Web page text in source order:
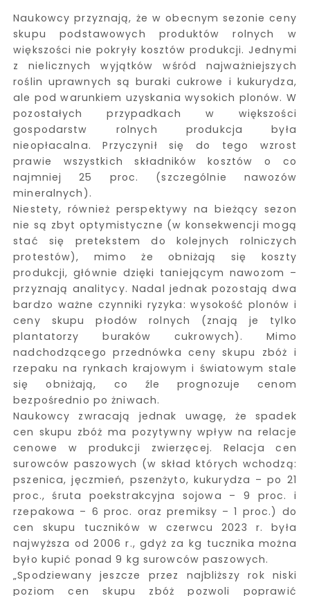
Naukowcy przyznają, że w obecnym sezonie ceny
skupu podstawowych produktów rolnych w
większości nie pokryły kosztów produkcji. Jednymi
z nielicznych wyjątków wśród najważniejszych
roślin uprawnych są buraki cukrowe i kukurydza,
ale pod warunkiem uzyskania wysokich plonów. W
pozostałych przypadkach w większości
gospodarstw rolnych produkcja była
nieopłacalna. Przyczynił się do tego wzrost
prawie wszystkich składników kosztów o co
najmniej 25 proc. (szczególnie nawozów
mineralnych).
Niestety, również perspektywy na bieżący sezon
nie są zbyt optymistyczne (w konsekwencji mogą
stać się pretekstem do kolejnych rolniczych
protestów), mimo że obniżają się koszty
produkcji, głównie dzięki taniejącym nawozom –
przyznają analitycy. Nadal jednak pozostają dwa
bardzo ważne czynniki ryzyka: wysokość plonów i
ceny skupu płodów rolnych (znają je tylko
plantatorzy buraków cukrowych). Mimo
nadchodzącego przednówka ceny skupu zbóż i
rzepaku na rynkach krajowym i światowym stale
się obniżają, co źle prognozuje cenom
bezpośrednio po żniwach.
Naukowcy zwracają jednak uwagę, że spadek
cen skupu zbóż ma pozytywny wpływ na relacje
cenowe w produkcji zwierzęcej. Relacja cen
surowców paszowych (w skład których wchodzą:
pszenica, jęczmień, pszenżyto, kukurydza – po 21
proc., śruta poekstrakcyjna sojowa – 9 proc. i
rzepakowa – 6 proc. oraz premiksy – 1 proc.) do
cen skupu tuczników w czerwcu 2023 r. była
najwyższa od 2006 r., gdyż za kg tucznika można
było kupić ponad 9 kg surowców paszowych.
„Spodziewany jeszcze przez najbliższy rok niski
poziom cen skupu zbóż pozwoli poprawić